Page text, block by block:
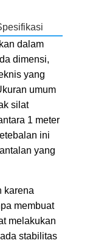
dalam
dimensi,
yang
umum
silat
1 meter
ini
yang
karena
membuat
melakukan
stabilitas